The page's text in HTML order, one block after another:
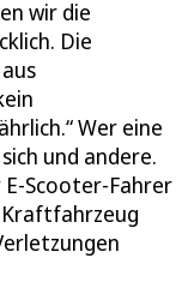
wir die
Die
Wer eine
und andere.
Scooter-Fahrer